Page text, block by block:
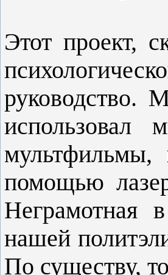
Этот проект,
руководство.
мультфильмы,
помощью
Неграмотная
нашей
По существу,